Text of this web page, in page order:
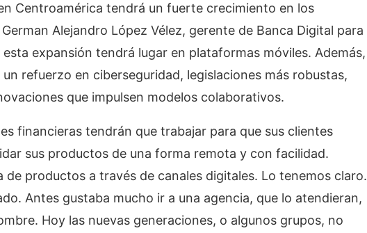
Centroamérica tendrá un fuerte crecimiento en los
Alejandro López Vélez, gerente de Banca Digital para
expansión tendrá lugar en plataformas móviles. Además,
refuerzo en ciberseguridad, legislaciones más robustas,
que impulsen modelos colaborativos.
financieras tendrán que trabajar para que sus clientes
sus productos de una forma remota y con facilidad.
de productos a través de canales digitales. Lo tenemos claro.
Antes gustaba mucho ir a una agencia, que lo atendieran,
Hoy las nuevas generaciones, o algunos grupos, no